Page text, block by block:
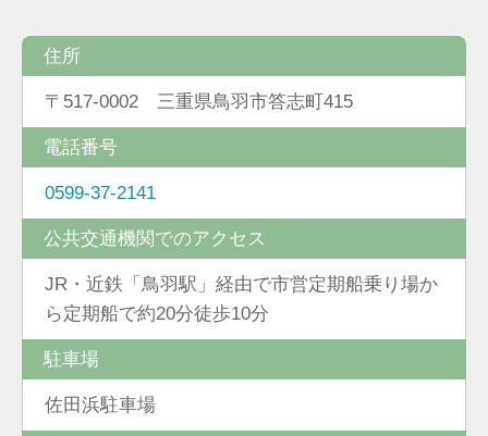
住所
〒517-0002 三重県鳥羽市答志町415
電話番号
0599-37-2141
公共交通機関でのアクセス
JR・近鉄「鳥羽駅」経由で市営定期船乗り場か
ら定期船で約20分徒歩10分
駐車場
佐田浜駐車場